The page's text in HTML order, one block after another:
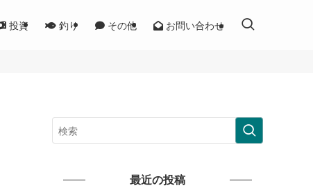
投資 釣り その他 お問い合わせ
最近の投稿